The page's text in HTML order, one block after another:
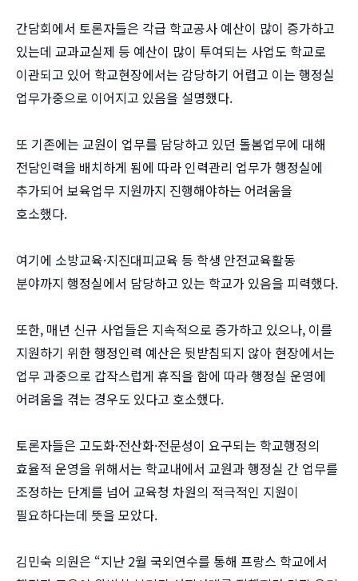
간담회에서 토론자들은 각급 학교공사 예산이 많이 증가하고
있는데 교과교실제 등 예산이 많이 투여되는 사업도 학교로
이관되고 있어 학교현장에서는 감당하기 어렵고 이는 행정실
업무가중으로 이어지고 있음을 설명했다.
또 기존에는 교원이 업무를 담당하고 있던 돌봄업무에 대해
전담인력을 배치하게 됨에 따라 인력관리 업무가 행정실에
추가되어 보육업무 지원까지 진행해야하는 어려움을
호소했다.
여기에 소방교육·지진대피교육 등 학생 안전교육활동
분야까지 행정실에서 담당하고 있는 학교가 있음을 피력했다.
또한, 매년 신규 사업들은 지속적으로 증가하고 있으나, 이를
지원하기 위한 행정인력 예산은 뒷받침되지 않아 현장에서는
업무 과중으로 갑작스럽게 휴직을 함에 따라 행정실 운영에
어려움을 겪는 경우도 있다고 호소했다.
토론자들은 고도화·전산화·전문성이 요구되는 학교행정의
효율적 운영을 위해서는 학교내에서 교원과 행정실 간 업무를
조정하는 단계를 넘어 교육청 차원의 적극적인 지원이
필요하다는데 뜻을 모았다.
김민숙 의원은 “지난 2월 국외연수를 통해 프랑스 학교에서